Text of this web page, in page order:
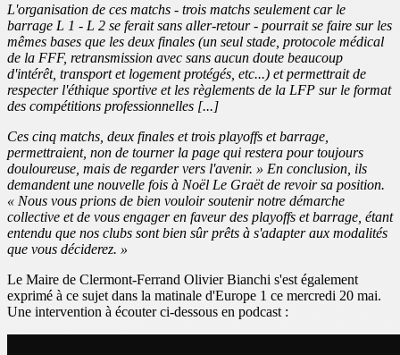
L'organisation de ces matchs - trois matchs seulement car le
barrage L 1 - L 2 se ferait sans aller-retour - pourrait se faire sur les
mêmes bases que les deux finales (un seul stade, protocole médical
de la FFF, retransmission avec sans aucun doute beaucoup
d'intérêt, transport et logement protégés, etc...) et permettrait de
respecter l'éthique sportive et les règlements de la LFP sur le format
des compétitions professionnelles [...]
Ces cinq matchs, deux finales et trois playoffs et barrage,
permettraient, non de tourner la page qui restera pour toujours
douloureuse, mais de regarder vers l'avenir. » En conclusion, ils
demandent une nouvelle fois à Noël Le Graët de revoir sa position.
« Nous vous prions de bien vouloir soutenir notre démarche
collective et de vous engager en faveur des playoffs et barrage, étant
entendu que nos clubs sont bien sûr prêts à s'adapter aux modalités
que vous déciderez. »
Le Maire de Clermont-Ferrand Olivier Bianchi s'est également
exprimé à ce sujet dans la matinale d'Europe 1 ce mercredi 20 mai.
Une intervention à écouter ci-dessous en podcast :